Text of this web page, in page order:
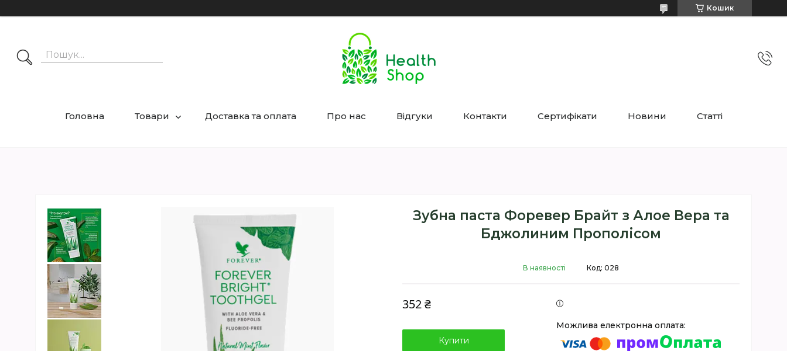
Кошик
Головна Товари Доставка та оплата Про нас Відгуки Контакти Сертифікати Новини Статті
Зубна паста Форевер Брайт з Алое Вера та
Бджолиним Прополісом
В наявності Код: 028
352 ₴
Купити